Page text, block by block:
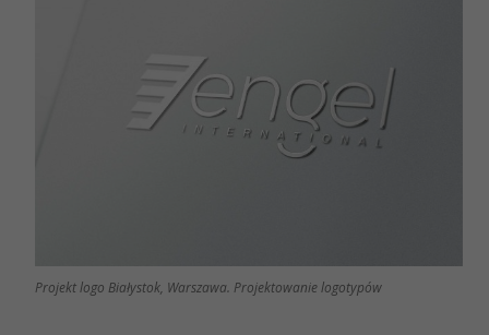
Projekt logo Białystok, Warszawa. Projektowanie logotypów